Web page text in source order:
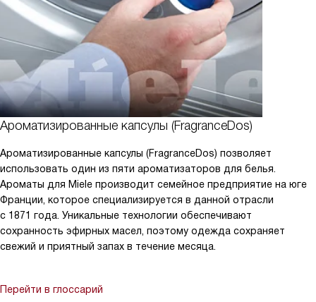
Ароматизированные капсулы (FragranceDos)
Ароматизированные капсулы (FragranceDos) позволяет
использовать один из пяти ароматизаторов для белья.
Ароматы для Miele производит семейное предприятие на юге
Франции, которое специализируется в данной отрасли
с 1871 года. Уникальные технологии обеспечивают
сохранность эфирных масел, поэтому одежда сохраняет
свежий и приятный запах в течение месяца.
Перейти в глоссарий